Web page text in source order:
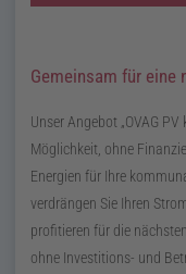
Gemeinsam für eine
Unser Angebot OVAG PV
Möglichkeit, ohne
Energien für Ihre
verdrängen Sie Ihren
profitieren für die
ohne Investitions- und